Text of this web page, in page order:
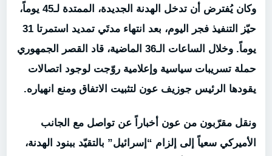
وكان يُفترض أن تدخل الهدنة الجديدة، الممتدة لـ45 يوماً،
حيّز التنفيذ فجر اليوم، بعد انتهاء مدتَي تمديد استمرتا 31
يوماً. وخلال الساعات الـ36 الماضية، قاد القصر الجمهوري
حملة تسريبات سياسية وإعلامية روّجت لوجود اتصالات
يقودها الرئيس جوزيف عون لتثبيت الاتفاق ومنع انهياره.
ونقل مقرّبون من عون أخباراً عن تواصل مع الجانب
الأميركي سعياً إلى إلزام “إسرائيل” بالتقيّد ببنود الهدنة،